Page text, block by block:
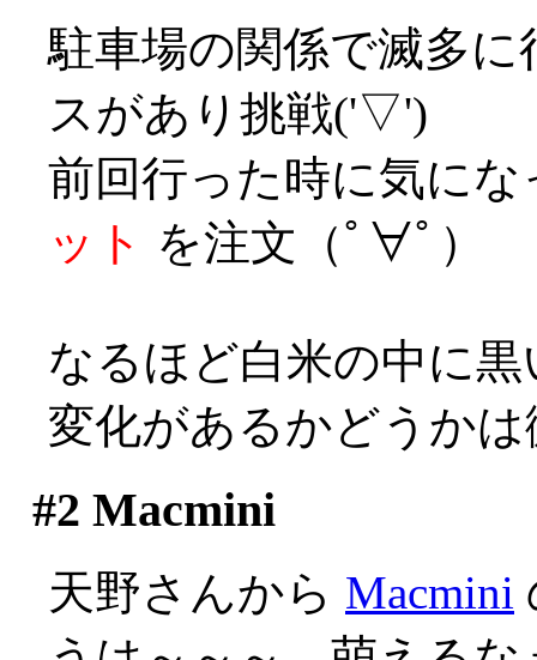
駐車場の関係で滅多
スがあり挑戦('▽')
前回行った時に気に
ット を注文（ﾟ∀ﾟ）
なるほど白米の中に
変化があるかどうか
#2 Macmini
天野さんから Macmini